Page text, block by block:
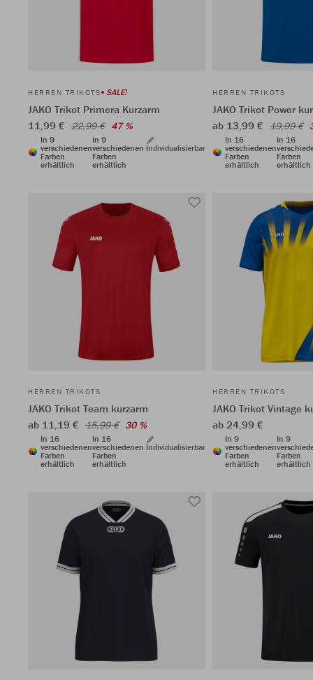
HERREN TRIKOTS SALE!
JAKO Trikot Primera Kurzarm
11,99 € 22,99 € 47 %
In 9
verschiedenen
Farben
erhältlich
In 9
verschiedenen
Farben
erhältlich
Individualisierbar
HERREN TRIKOTS
JAKO Trikot Power
ab 13,99 € 19,99 €
In 16
verschiedenen
Farben
erhältlich
In 16
Farben
erhältlich
HERREN TRIKOTS
JAKO Trikot Team kurzarm
ab 11,19 € 15,99 € 30 %
In 16
verschiedenen
Farben
erhältlich
In 16
verschiedenen
Farben
erhältlich
Individualisierbar
HERREN TRIKOTS
JAKO Trikot Vintage
ab 24,99 €
In 9
verschiedenen
Farben
erhältlich
In 9
Farben
erhältlich